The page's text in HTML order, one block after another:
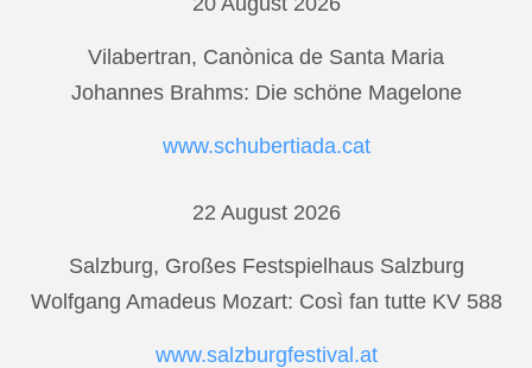
Vilabertran, Canònica de Santa Maria
Johannes Brahms: Die schöne Magelone
www.schubertiada.cat
22 August 2026
Salzburg, Großes Festspielhaus Salzburg
Wolfgang Amadeus Mozart: Così fan tutte KV 588
www.salzburgfestival.at